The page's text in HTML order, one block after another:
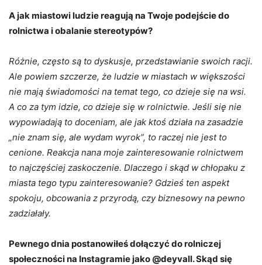
A jak miastowi ludzie reagują na Twoje podejście do
rolnictwa i obalanie stereotypów?
Różnie, często są to dyskusje, przedstawianie swoich racji.
Ale powiem szczerze, że ludzie w miastach w większości
nie mają świadomości na temat tego, co dzieje się na wsi.
A co za tym idzie, co dzieje się w rolnictwie. Jeśli się nie
wypowiadają to doceniam, ale jak ktoś działa na zasadzie
„nie znam się, ale wydam wyrok”, to raczej nie jest to
cenione. Reakcja nana moje zainteresowanie rolnictwem
to najczęściej zaskoczenie. Dlaczego i skąd w chłopaku z
miasta tego typu zainteresowanie? Gdzieś ten aspekt
spokoju, obcowania z przyrodą, czy biznesowy na pewno
zadziałały.
Pewnego dnia postanowiłeś dołączyć do rolniczej
społeczności na Instagramie jako @deyvall. Skąd się